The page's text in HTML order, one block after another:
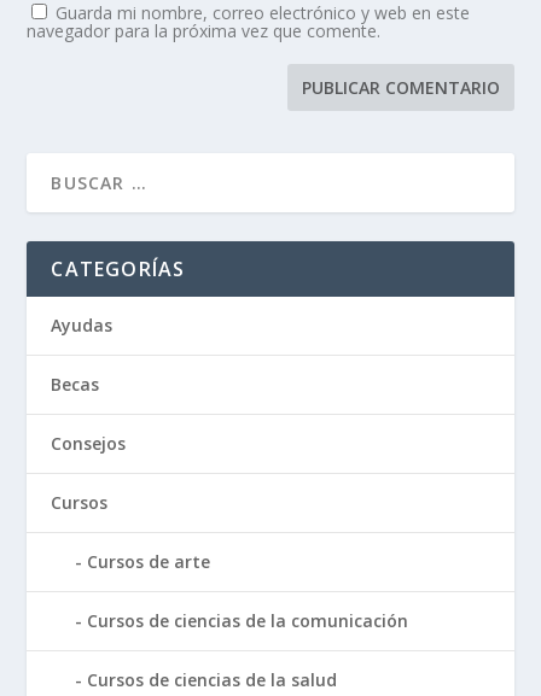
Guarda mi nombre, correo electrónico y web en este
navegador para la próxima vez que comente.
CATEGORÍAS
Ayudas
Becas
Consejos
Cursos
Cursos de arte
Cursos de ciencias de la comunicación
Cursos de ciencias de la salud